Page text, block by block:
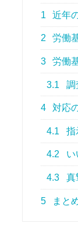
1 近年
2 労働
3 労働
3.1 調
4 対応
4.1 指
4.2 い
4.3 真
5 まと